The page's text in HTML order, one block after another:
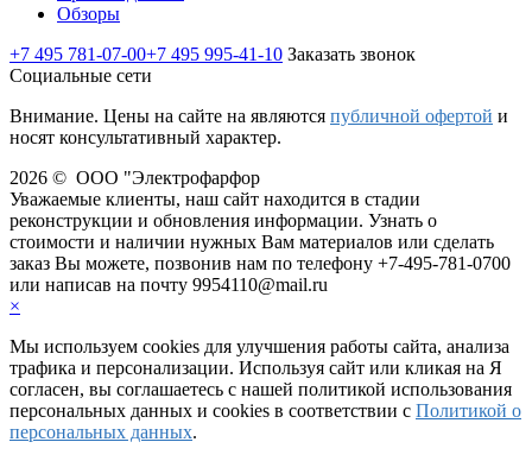
Обзоры
+7 495 781-07-00+7 495 995-41-10 Заказать звонок
Социальные сети
Внимание. Цены на сайте на являются публичной офертой и
носят консультативный характер.
2026 © ООО "Электрофарфор
Уважаемые клиенты, наш сайт находится в стадии
реконструкции и обновления информации. Узнать о
стоимости и наличии нужных Вам материалов или cделать
заказ Вы можете, позвонив нам по телефону +7-495-781-0700
или написав на почту 9954110@mail.ru
×
Мы используем cookies для улучшения работы сайта, анализа
трафика и персонализации. Используя сайт или кликая на Я
согласен, вы соглашаетесь с нашей политикой использования
персональных данных и cookies в соответствии с Политикой о
персональных данных.